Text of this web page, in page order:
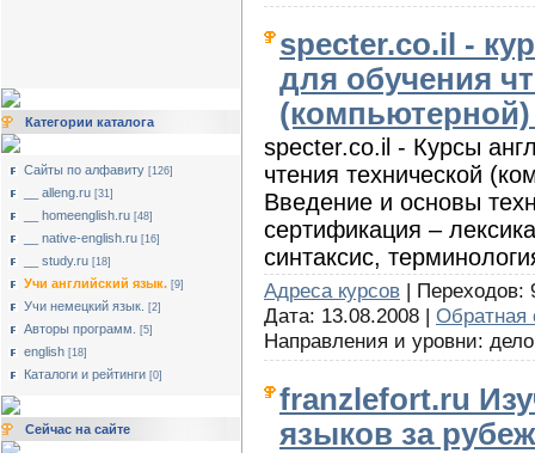
Категории каталога
Сайты по алфавиту [126]
__ alleng.ru [31]
__ homeenglish.ru [48]
__ native-english.ru [16]
__ study.ru [18]
Учи английский язык. [9]
Учи немецкий язык. [2]
Авторы программ. [5]
english [18]
Каталоги и рейтинги [0]
Сейчас на сайте
specter.co.il -
для обучения
specter.co.il - Курсы
чтения технической
Введение и основы
сертификация –
синтаксис,
Адреса курсов | Переходов:
Дата: 13.08.2008 | Обратная
Направления и уровни:
franzlefort.ru
языков за